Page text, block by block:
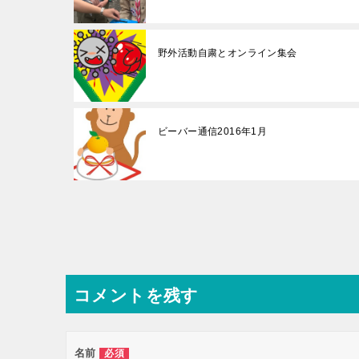
野外活動自粛とオンライン集会
ビーバー通信2016年1月
ナ
ビ
ー
コメントを残す
名前 必須